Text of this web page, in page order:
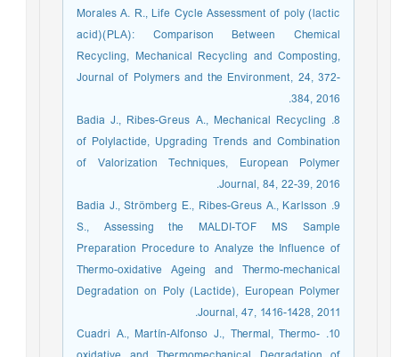
Morales A. R., Life Cycle Assessment of poly (lactic
acid)(PLA): Comparison Between Chemical
Recycling, Mechanical Recycling and Composting,
Journal of Polymers and the Environment, 24, 372-
384, 2016.
8. Badia J., Ribes-Greus A., Mechanical Recycling
of Polylactide, Upgrading Trends and Combination
of Valorization Techniques, European Polymer
Journal, 84, 22-39, 2016.
9. Badia J., Strömberg E., Ribes-Greus A., Karlsson
S., Assessing the MALDI-TOF MS Sample
Preparation Procedure to Analyze the Influence of
Thermo-oxidative Ageing and Thermo-mechanical
Degradation on Poly (Lactide), European Polymer
Journal, 47, 1416-1428, 2011.
10. Cuadri A., Martín-Alfonso J., Thermal, Thermo-